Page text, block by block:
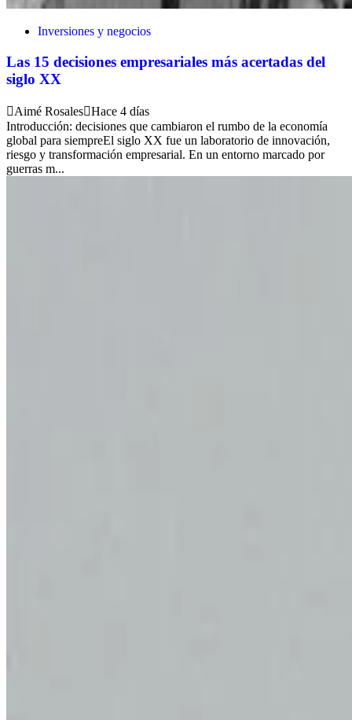
Inversiones y negocios
Las 15 decisiones empresariales más acertadas del
siglo XX
Aimé Rosales Hace 4 días
Introducción: decisiones que cambiaron el rumbo de la economía
global para siempreEl siglo XX fue un laboratorio de innovación,
riesgo y transformación empresarial. En un entorno marcado por
guerras m...